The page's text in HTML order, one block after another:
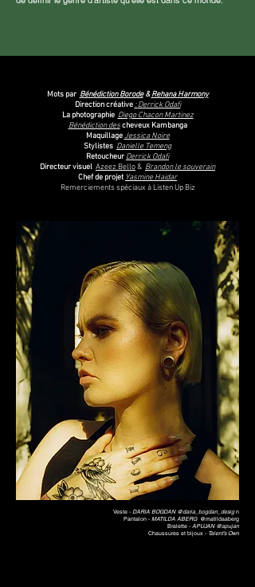
Mots par Bénédiction Borode&Rehana Harmony
Direction créative :Derrick Odafi
La photographie Diego Chacon Martinez
Bénédiction descheveux Kambanga
MaquillageJessica Noire
Stylistes Danielle Temeng
Retoucheur Derrick Odafi
Directeur visuel Azeez Bello& Brandon le souverain
Chef de projet Yasmine Haidar
Remerciements spéciaux à Listen Up Biz
Veste - DARIA BOGDAN @daria_bogdan_design
Pantalon - MATILDA ABERG@matildaaberg
Bralette - APUJAN @apujan
Chaussures et bijoux - Talent's Own